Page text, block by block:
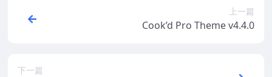
上一篇
Cook’d Pro Theme v4.4.0
下一篇